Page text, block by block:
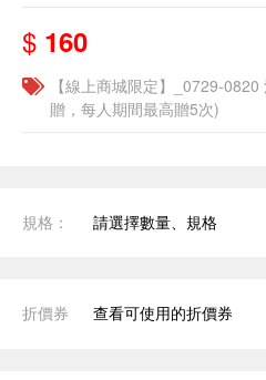
$ 160
【線上商城限定】_0729-
贈，每人期間最高贈5次)
規格： 請選擇數量、規格
折價券 查看可使用的折價券